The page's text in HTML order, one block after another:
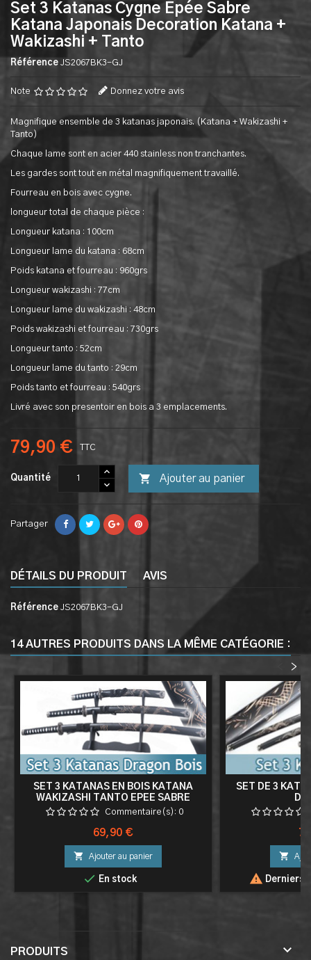
Set 3 Katanas Cygne Epée Sabre
Katana Japonais Decoration Katana +
Wakizashi + Tanto
Référence JS2067BK3-GJ
Note Donnez votre avis
Magnifique ensemble de 3 katanas japonais. (Katana + Wakizashi +
Tanto)
Chaque lame sont en acier 440 stainless non tranchantes.
Les gardes sont tout en métal magnifiquement travaillé.
Fourreau en bois avec cygne.
longueur total de chaque pièce :
Longueur katana : 100cm
Longueur lame du katana : 68cm
Poids katana et fourreau : 960grs
Longueur wakizashi : 77cm
Longueur lame du wakizashi : 48cm
Poids wakizashi et fourreau : 730grs
Longueur tanto : 52cm
Longueur lame du tanto : 29cm
Poids tanto et fourreau : 540grs
Livré avec son presentoir en bois a 3 emplacements.
79,90 € TTC
Quantité  Ajouter au panier
Partager
DÉTAILS DU PRODUIT AVIS
Référence JS2067BK3-GJ
14 AUTRES PRODUITS DANS LA MÊME CATÉGORIE :
>
SET 3 KATANAS EN BOIS KATANA
WAKIZASHI TANTO EPEE SABRE
KATANA JAPONAIS KATANA DRAGON
Commentaire(s): 0
Prix
69,90 €
 Ajouter au panier
 En stock
SET DE 3

 Derniers
PRODUITS 